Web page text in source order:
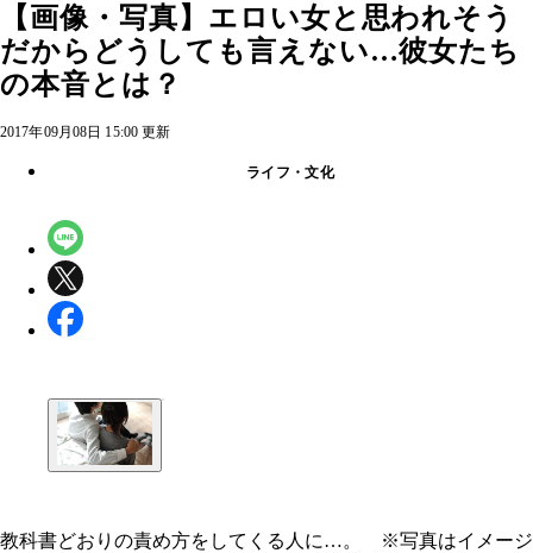
【画像・写真】エロい女と思われそう
だからどうしても言えない…彼女たち
の本音とは？
2017年09月08日 15:00 更新
ライフ・文化
教科書どおりの責め方をしてくる人に…。 ※写真はイメージ